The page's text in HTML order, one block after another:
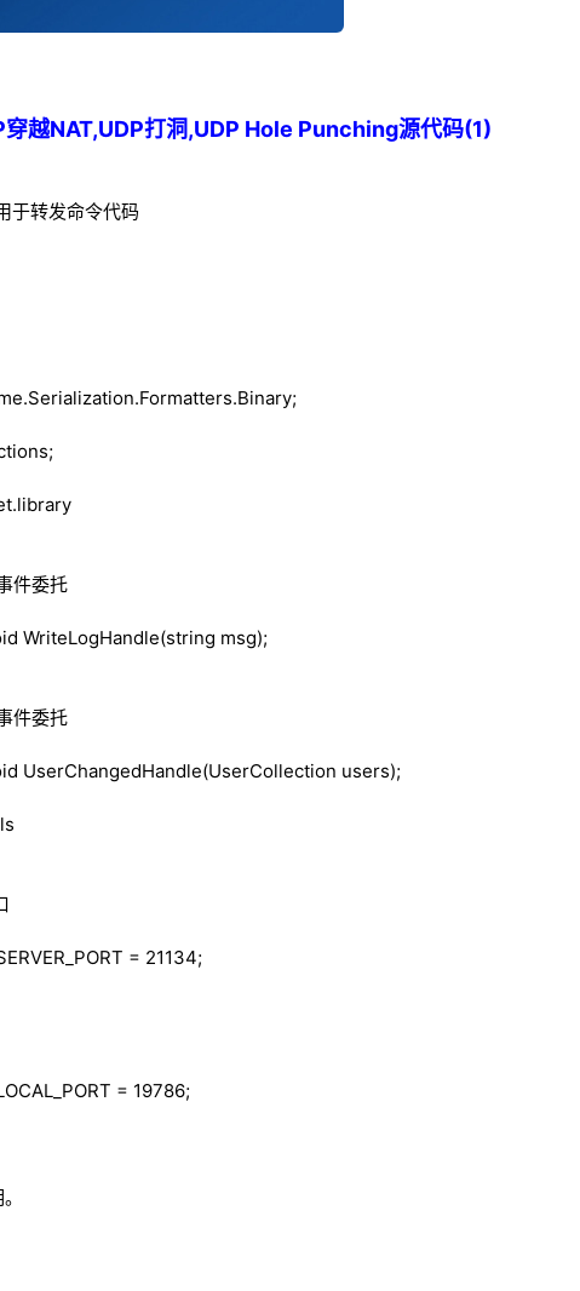
越NAT,UDP打洞,UDP Hole Punching源代码(1)
于转发命令代码
件委托
WriteLogHandle(string msg);
件委托
UserChangedHandle(UserCollection users);
= 21134;
= 19786;